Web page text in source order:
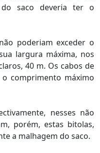
saco deveria ter o
poderiam exceder o
largura máxima, nos
40 m. Os cabos de
comprimento máximo
nesses não
porém, estas bitolas,
a malhagem do saco.